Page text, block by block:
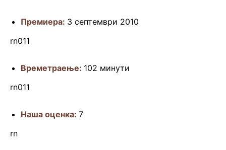
Премиера: 3 септември 2010
rn011
Времетраење: 102 минути
rn011
Наша оценка: 7
rn